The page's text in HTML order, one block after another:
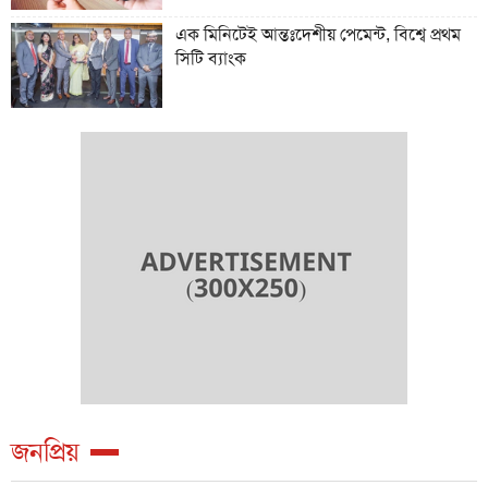
এক মিনিটেই আন্তঃদেশীয় পেমেন্ট, বিশ্বে প্রথম
সিটি ব্যাংক
জনপ্রিয়